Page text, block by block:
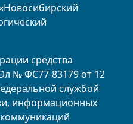
средства
№ ФС77-83179 от 12
службой
информационных